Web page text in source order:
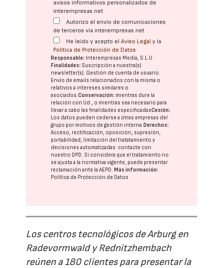
avisos informativos personalizados de
interempresas.net
Autorizo el envío de comunicaciones
de terceros vía interempresas.net
He leído y acepto elAviso Legal y la
Política de Protección de Datos
Responsable: Interempresas Media, S.L.U.
Finalidades: Suscripción a nuestra(s)
newsletter(s). Gestión de cuenta de usuario.
Envío de emails relacionados con la misma o
relativos a intereses similares o
asociados.Conservación: mientras dure la
relación con Ud., o mientras sea necesario para
llevar a cabo las finalidades especificadasCesión:
Los datos pueden cederse a otras empresas del
grupo por motivos de gestión interna.Derechos:
Acceso, rectificación, oposición, supresión,
portabilidad, limitación del tratatamiento y
decisiones automatizadas: contacte con
nuestro DPD. Si considera que el tratamiento no
se ajusta a la normativa vigente, puede presentar
reclamación ante laAEPD.Más información:
Política de Protección de Datos
Los centros tecnológicos de Arburg en
Radevormwald y Rednitzhembach
reúnen a 180 clientes para presentar la